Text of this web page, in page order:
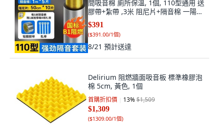
間吸音棉 廁所保溫, 1個, 110型通用 送
膠帶+紮帶 ,3米 阻尼片+隔音棉 一陽
臺, 3米 阻尼片+隔音棉 一陽臺
$391
($391.00/1個)
8/21 預計送達
Delirium 阻燃牆面吸音板 標準橡膠泡
棉 5cm, 黃色, 1個
首購折扣價 13%$1,509
$1,309
($1309.00/1個)